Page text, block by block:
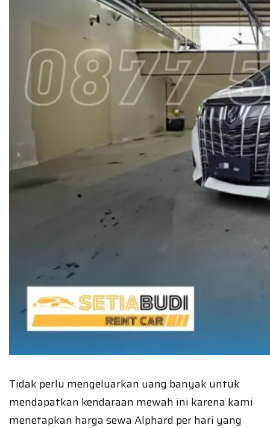
Tidak perlu mengeluarkan uang banyak untuk
mendapatkan kendaraan mewah ini karena kami
menetapkan harga sewa Alphard per hari yang